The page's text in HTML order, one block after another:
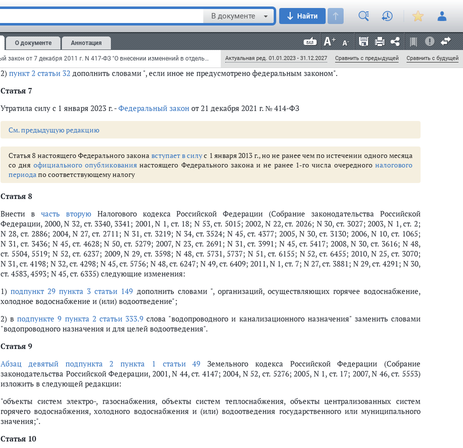
В документе Найти
О документе Аннотация
Федеральный закон от 7 декабря 2011 г. N 417-ФЗ "О внесении изменений в отдельные законодательные акты Российской Федерации в связи с принятием Федерального закона "О водоснабжении и водоотведении" (с изменениями и дополнениями) Актуальная ред. 01.01.2023 - 31.12.2027 Сравнить с предыдущей Сравнить с будущей
"2. Организации, осуществляющие горячее водоснабжение, холодное водоснабжение с использованием
централизованных систем горячего водоснабжения, холодного водоснабжения, обязаны обеспечить соответствие
качества горячей и питьевой воды указанных систем санитарно-эпидемиологическим требованиям.";
2) пункт 2 статьи 32 дополнить словами ", если иное не предусмотрено федеральным законом".
Статья 7
Утратила силу с 1 января 2023 г. -Федеральный закон от 21 декабря 2021 г. № 414-ФЗ
См. предыдущую редакцию
Статья 8 настоящего Федерального закона вступает в силус 1 января 2013 г., но не ранее чем по истечении одного месяца
со дня официального опубликованиянастоящего Федерального закона и не ранее 1-го числа очередногоналогового
периодапо соответствующему налогу
Статья 8
Внести в часть вторую Налогового кодекса Российской Федерации (Собрание законодательства Российской
Федерации, 2000, N 32, ст. 3340, 3341; 2001, N 1, ст. 18; N 53, ст. 5015; 2002, N 22, ст. 2026; N 30, ст. 3027; 2003, N 1, ст. 2;
N 28, ст. 2886; 2004, N 27, ст. 2711; N 31, ст. 3219; N 34, ст. 3524; N 45, ст. 4377; 2005, N 30, ст. 3130; 2006, N 10, ст. 1065;
N 31, ст. 3436; N 45, ст. 4628; N 50, ст. 5279; 2007, N 23, ст. 2691; N 31, ст. 3991; N 45, ст. 5417; 2008, N 30, ст. 3616; N 48,
ст. 5504, 5519; N 52, ст. 6237; 2009, N 29, ст. 3598; N 48, ст. 5731, 5737; N 51, ст. 6155; N 52, ст. 6455; 2010, N 25, ст. 3070;
N 31, ст. 4198; N 32, ст. 4298; N 45, ст. 5756; N 48, ст. 6247; N 49, ст. 6409; 2011, N 1, ст. 7; N 27, ст. 3881; N 29, ст. 4291; N 30,
ст. 4583, 4593; N 45, ст. 6335) следующие изменения:
1)подпункт 29 пункта 3 статьи 149 дополнить словами ", организаций, осуществляющих горячее водоснабжение,
холодное водоснабжение и (или) водоотведение";
2) вподпункте 9 пункта 2 статьи 333.9 слова "водопроводного и канализационного назначения" заменить словами
"водопроводного назначения и для целей водоотведения".
Статья 9
Абзац девятый подпункта 2 пункта 1 статьи 49 Земельного кодекса Российской Федерации (Собрание
законодательства Российской Федерации, 2001, N 44, ст. 4147; 2004, N 52, ст. 5276; 2005, N 1, ст. 17; 2007, N 46, ст. 5553)
изложить в следующей редакции:
"объекты систем электро-, газоснабжения, объекты систем теплоснабжения, объекты централизованных систем
горячего водоснабжения, холодного водоснабжения и (или) водоотведения государственного или муниципального
значения;".
Статья 10